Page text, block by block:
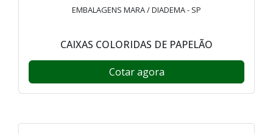
EMBALAGENS MARA / DIADEMA - SP
CAIXAS COLORIDAS DE PAPELÃO
Cotar agora